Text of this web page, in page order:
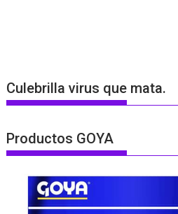
Culebrilla virus que mata.
Productos GOYA